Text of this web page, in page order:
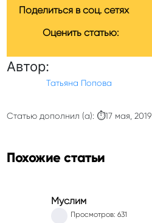
Поделиться в соц. сетях
Оценить статью:
Автор:
Татьяна Попова
Статью дополнил (а): ⏱17 мая, 2019
Похожие статьи
Муслим
Просмотров: 631